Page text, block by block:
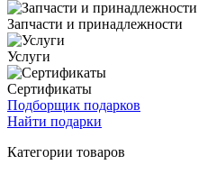
Запчасти и принадлежности
Услуги
Сертификаты
Подборщик подарков
Найти подарки
Категории товаров